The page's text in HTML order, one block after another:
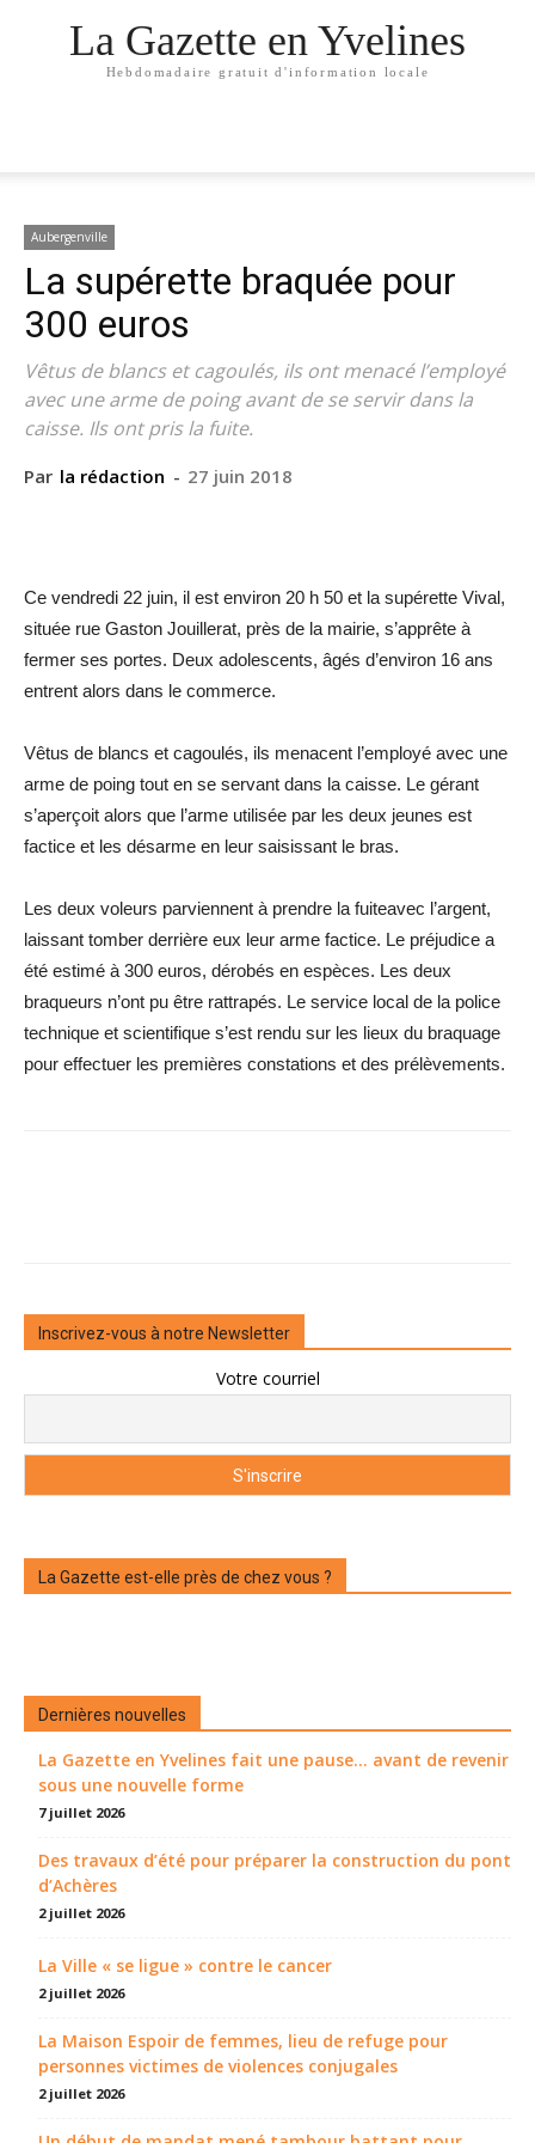
La Gazette en Yvelines
Hebdomadaire gratuit d'information locale
Aubergenville
La supérette braquée pour
300 euros
Vêtus de blancs et cagoulés, ils ont menacé l’employé
avec une arme de poing avant de se servir dans la
caisse. Ils ont pris la fuite.
Par la rédaction - 27 juin 2018
Ce vendredi 22 juin, il est environ 20 h 50 et la supérette Vival,
située rue Gaston Jouillerat, près de la mairie, s’apprête à
fermer ses portes. Deux adolescents, âgés d’environ 16 ans
entrent alors dans le commerce.
Vêtus de blancs et cagoulés, ils menacent l’employé avec une
arme de poing tout en se servant dans la caisse. Le gérant
s’aperçoit alors que l’arme utilisée par les deux jeunes est
factice et les désarme en leur saisissant le bras.
Les deux voleurs parviennent à prendre la fuiteavec l’argent,
laissant tomber derrière eux leur arme factice. Le préjudice a
été estimé à 300 euros, dérobés en espèces. Les deux
braqueurs n’ont pu être rattrapés. Le service local de la police
technique et scientifique s’est rendu sur les lieux du braquage
pour effectuer les premières constations et des prélèvements.
Inscrivez-vous à notre Newsletter
Votre courriel
La Gazette est-elle près de chez vous ?
Dernières nouvelles
La Gazette en Yvelines fait une pause... avant de revenir
sous une nouvelle forme
7 juillet 2026
Des travaux d’été pour préparer la construction du pont
d’Achères
2 juillet 2026
La Ville « se ligue » contre le cancer
2 juillet 2026
La Maison Espoir de femmes, lieu de refuge pour
personnes victimes de violences conjugales
2 juillet 2026